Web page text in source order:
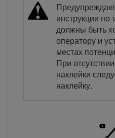
инструкции по
должны быть
оператору и
местах
При
наклейки
наклейку.